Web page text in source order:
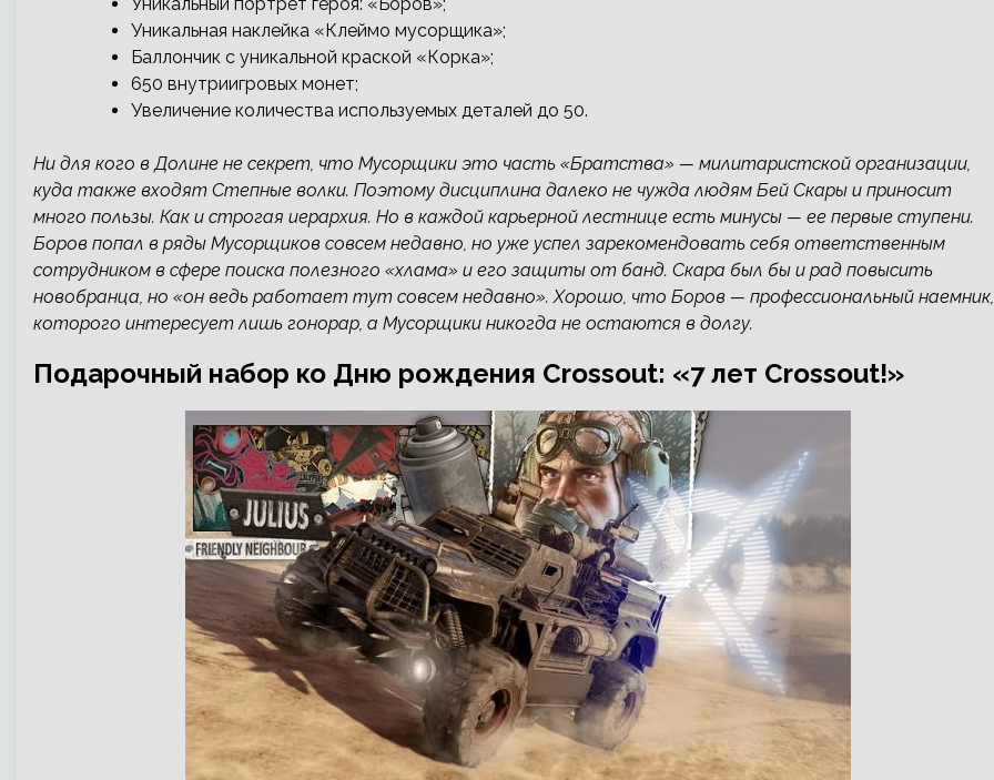
Уникальная наклейка «Клеймо мусорщика»;
Баллончик с уникальной краской «Корка»;
650 внутриигровых монет;
Увеличение количества используемых деталей до 50.
Ни для кого в Долине не секрет, что Мусорщики это часть «Братства» — милитаристской организации,
куда также входят Степные волки. Поэтому дисциплина далеко не чужда людям Бей Скары и приносит
много пользы. Как и строгая иерархия. Но в каждой карьерной лестнице есть минусы — ее первые ступени.
Боров попал в ряды Мусорщиков совсем недавно, но уже успел зарекомендовать себя ответственным
сотрудником в сфере поиска полезного «хлама» и его защиты от банд. Скара был бы и рад повысить
новобранца, но «он ведь работает тут совсем недавно». Хорошо, что Боров — профессиональный наемник,
которого интересует лишь гонорар, а Мусорщики никогда не остаются в долгу.
Подарочный набор ко Дню рождения Crossout: «7 лет Crossout!»